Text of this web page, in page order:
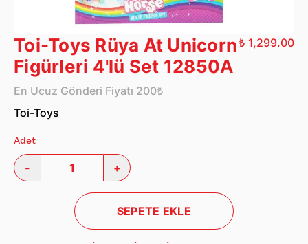
Toi-Toys Rüya At Unicorn
Figürleri 4'lü Set 12850A
En Ucuz Gönderi Fiyatı 200₺
₺ 1,299.00
Toi-Toys
Adet
- +
SEPETE EKLE